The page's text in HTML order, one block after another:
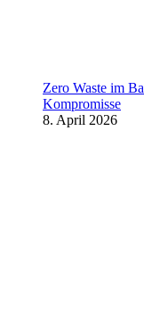
Zero Waste im
Kompromisse
8. April 2026